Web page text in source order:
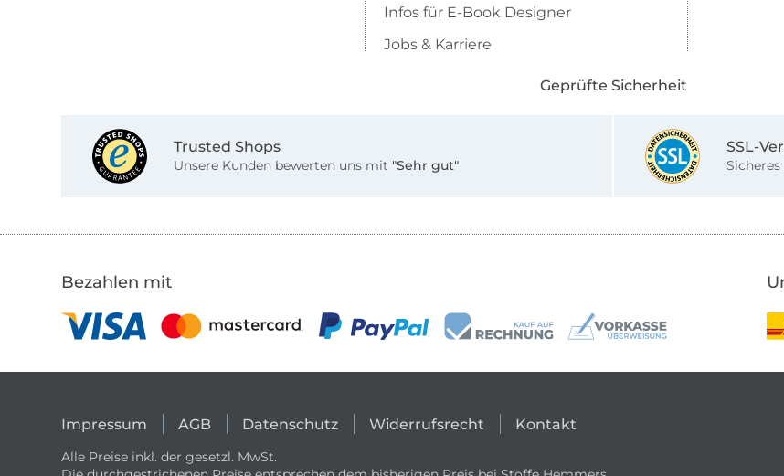
Infos für E-Book Designer
Jobs & Karriere
Geprüfte Sicherheit
Trusted Shops
Unsere Kunden bewerten uns mit "Sehr gut"
SSL-
Bezahlen mit
Impressum AGB Datenschutz Widerrufsrecht Kontakt
Alle Preise inkl. der gesetzl. MwSt.